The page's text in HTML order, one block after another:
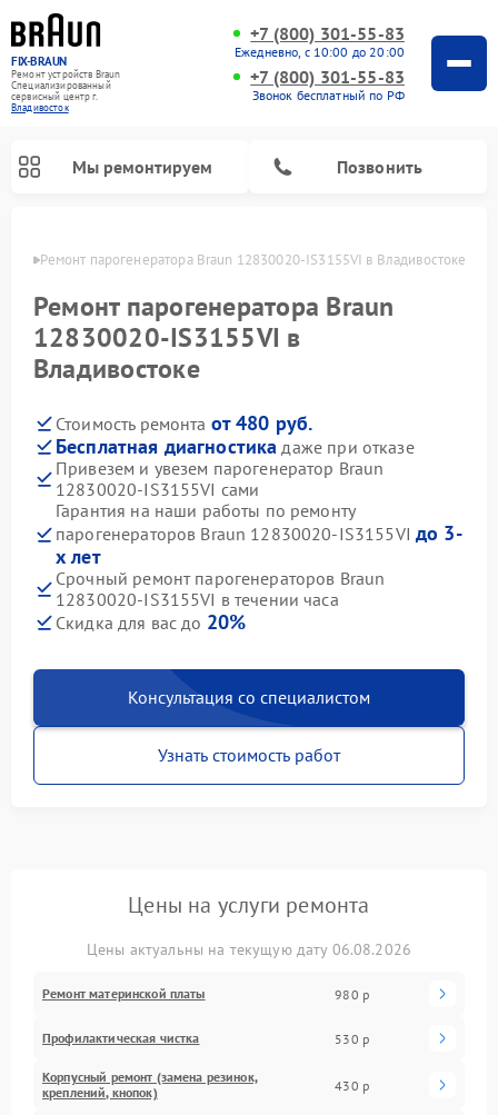
FIX-BRAUN
Ремонт устройств Braun
Специализированный
cервисный центр г.
Владивосток
+7 (800) 301-55-83
Ежедневно, с 10:00 до 20:00
+7 (800) 301-55-83
Звонок бесплатный по РФ
Мы ремонтируем Позвонить
Ремонт парогенератора Braun 12830020-IS3155VI в Владивостоке
Ремонт парогенератора Braun
12830020-IS3155VI в
Владивостоке
Стоимость ремонта от 480 руб.
Бесплатная диагностика даже при отказе
Привезем и увезем парогенератор Braun
12830020-IS3155VI сами
Гарантия на наши работы по ремонту
парогенераторов Braun 12830020-IS3155VI до 3-
х лет
Срочный ремонт парогенераторов Braun
12830020-IS3155VI в течении часа
Скидка для вас до 20%
Консультация со специалистом
Узнать стоимость работ
Цены на услуги ремонта
Цены актуальны на текущую дату 06.08.2026
Ремонт материнской платы 980 р
Профилактическая чистка 530 р
Корпусный ремонт (замена резинок,
креплений, кнопок)
430 р